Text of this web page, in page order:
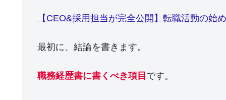
【CEO&採用担当が完全公開】転職活動の始
最初に、結論を書きます。
職務経歴書に書くべき項目 です。